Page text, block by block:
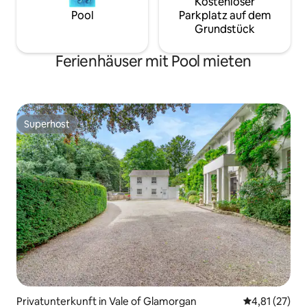
Pool
Parkplatz auf dem
Grundstück
Ferienhäuser mit Pool mieten
Superhost
Superhost
Privatunterkunft in Vale of Glamorgan 4,81 (27)